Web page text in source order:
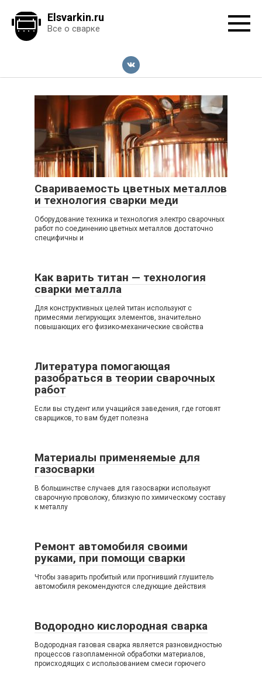
контенту
Elsvarkin.ru
Все о сварке
Свариваемость цветных металлов
и технология сварки меди
Оборудование техника и технология электро сварочных
работ по соединению цветных металлов достаточно
специфичны и
Как варить титан — технология
сварки металла
Для конструктивных целей титан используют с
примесями легирующих элементов, значительно
повышающих его физико-механические свойства
Литература помогающая
разобраться в теории сварочных
работ
Если вы студент или учащийся заведения, где готовят
сварщиков, то вам будет полезна
Материалы применяемые для
газосварки
В большинстве случаев для газосварки используют
сварочную проволоку, близкую по химическому составу
к металлу
Ремонт автомобиля своими
руками, при помощи сварки
Чтобы заварить пробитый или прогнивший глушитель
автомобиля рекомендуются следующие действия
Водородно кислородная сварка
Водородная газовая сварка является разновидностью
процессов газопламенной обработки материалов,
происходящих с использованием смеси горючего